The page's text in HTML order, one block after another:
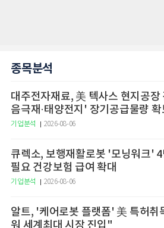
종목분석
대주전자재료, 美 텍사스 현지공장
음극재·태양전지' 장기공급물량 확
기업분석 2026-08-06
큐렉소, 보행재활로봇 '모닝워크'
필요 건강보험 급여 확대
기업분석 2026-08-06
알트, '케어로봇 플랫폼' 美 특허
워 세계최대 시장 진입"